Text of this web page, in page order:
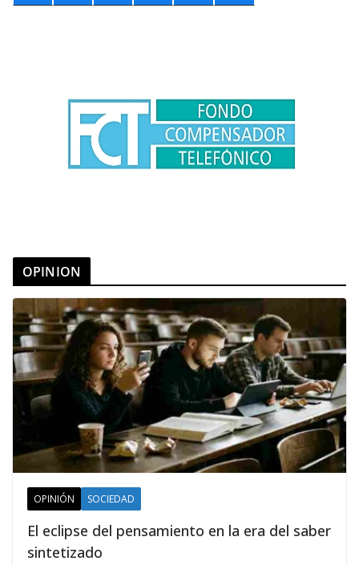
OPINION
OPINIÓN SOCIEDAD
El eclipse del pensamiento en la era del saber
sintetizado